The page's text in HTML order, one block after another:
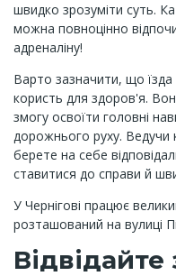
швидко зрозуміти суть.
можна повноцінно
адреналіну!
Варто зазначити, що
користь для здоров'я.
змогу освоїти головні
дорожнього руху. Ведучи
берете на себе
ставитися до справи й
У Чернігові працює
розташований на вулиці
Відвідайте